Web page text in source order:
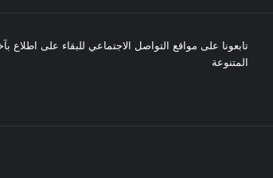
تابعونا على مواقع التواصل الاجتماعي للبقاء على اطلاع
المتنوعة